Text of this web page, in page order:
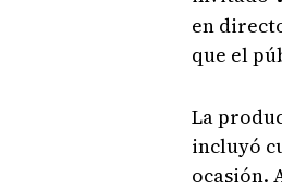
en
que el
La
incluyó
ocasión.